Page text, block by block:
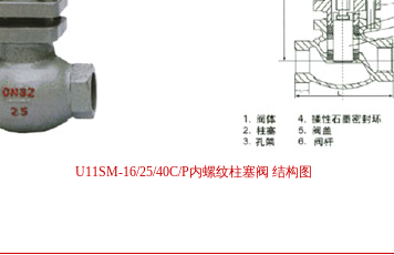
U11SM-16/25/40C/P内螺纹柱塞阀 结构图